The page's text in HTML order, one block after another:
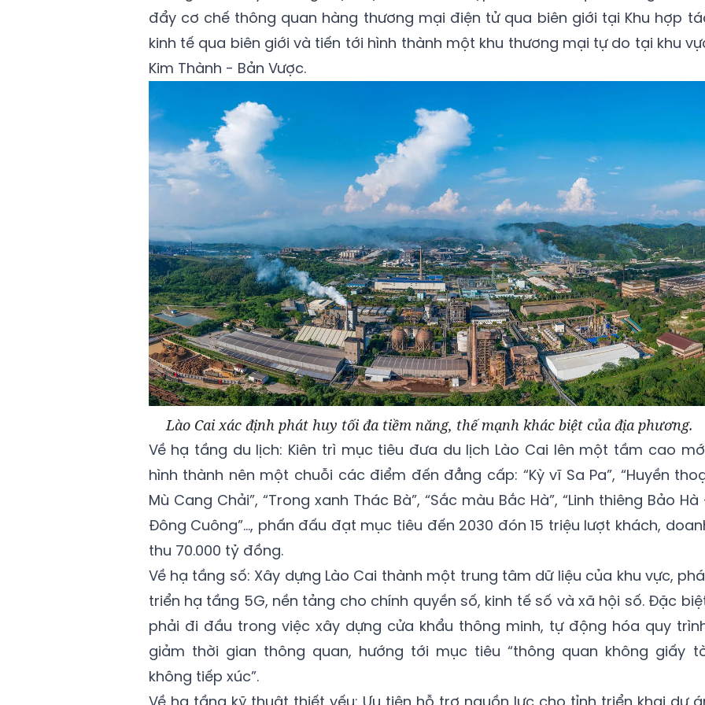
đẩy cơ chế thông quan hàng thương mại điện tử qua biên giới tại Khu hợp
kinh tế qua biên giới và tiến tới hình thành một khu thương mại tự do tại khu
Kim Thành - Bản Vược.
Lào Cai xác định phát huy tối đa tiềm năng, thế mạnh khác biệt của địa phương.
Về hạ tầng du lịch: Kiên trì mục tiêu đưa du lịch Lào Cai lên một tầm cao
hình thành nên một chuỗi các điểm đến đẳng cấp: “Kỳ vĩ Sa Pa”, “Huyền
Mù Cang Chải”, “Trong xanh Thác Bà”, “Sắc màu Bắc Hà”, “Linh thiêng Bảo
Đông Cuông”…, phấn đấu đạt mục tiêu đến 2030 đón 15 triệu lượt khách,
thu 70.000 tỷ đồng.
Về hạ tầng số: Xây dựng Lào Cai thành một trung tâm dữ liệu của khu vực,
triển hạ tầng 5G, nền tảng cho chính quyền số, kinh tế số và xã hội số. Đặc
phải đi đầu trong việc xây dựng cửa khẩu thông minh, tự động hóa quy
giảm thời gian thông quan, hướng tới mục tiêu “thông quan không giấy
không tiếp xúc”.